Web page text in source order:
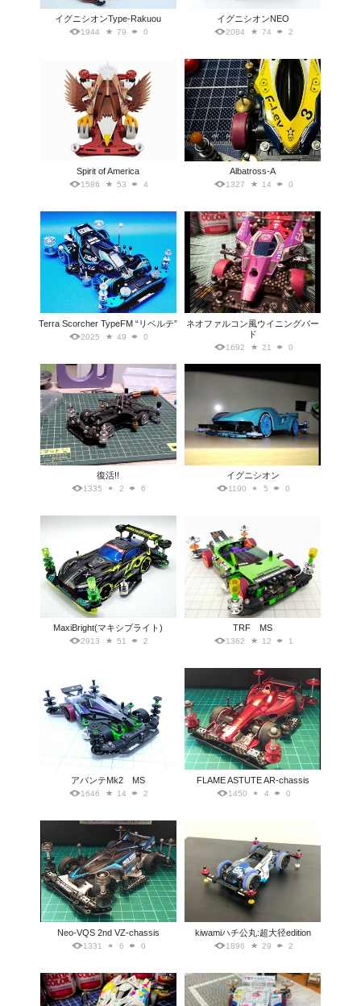
イグニシオンType-Rakuou
1944 79 0
イグニシオンNEO
2084 74 2
Spirit of America
1586 53 4
Albatross-A
1327 14 0
Terra Scorcher TypeFM “リベルテ”
2025 49 0
ネオファルコン風ウイニングバー
ド
1692 21 0
復活!!
1335 2 6
イグニシオン
1190 5 0
MaxiBright(マキシブライト)
2913 51 2
TRF MS
1362 12 1
アバンテMk2 MS
1646 14 2
FLAME ASTUTE AR-chassis
1450 4 0
Neo-VQS 2nd VZ-chassis
1331 6 0
kiwamiハチ公丸:超大径edition
1896 29 2